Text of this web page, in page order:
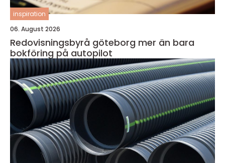
inspiration
06. August 2026
Redovisningsbyrå göteborg mer än bara
bokföring på autopilot